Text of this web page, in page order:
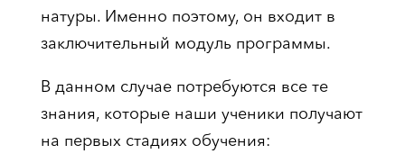
натуры. Именно поэтому, он входит в
заключительный модуль программы.
В данном случае потребуются все те
знания, которые наши ученики получают
на первых стадиях обучения: